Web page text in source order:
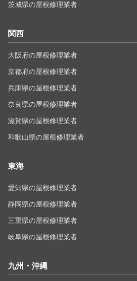
茨城県の屋根修理業者
関西
大阪府の屋根修理業者
京都府の屋根修理業者
兵庫県の屋根修理業者
奈良県の屋根修理業者
滋賀県の屋根修理業者
和歌山県の屋根修理業者
東海
愛知県の屋根修理業者
静岡県の屋根修理業者
三重県の屋根修理業者
岐阜県の屋根修理業者
九州・沖縄